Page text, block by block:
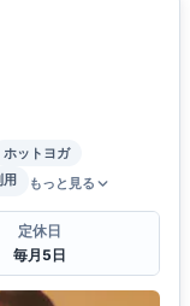
ホットヨガ
もっと見る
定休日
毎月5日